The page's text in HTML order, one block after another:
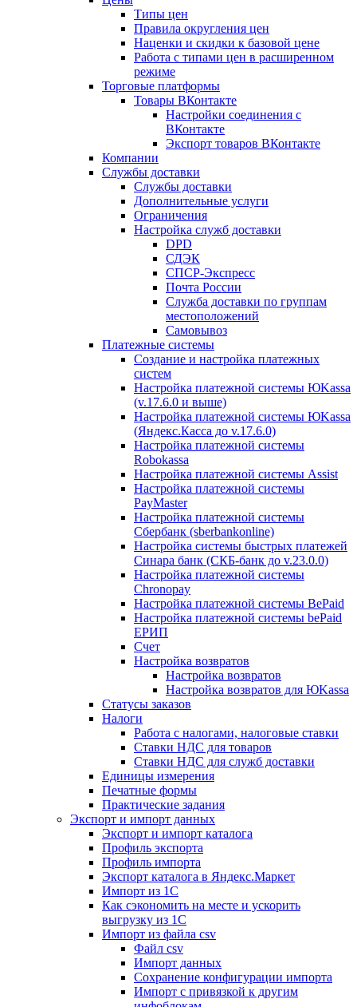
Типы цен
Правила округления цен
Наценки и скидки к базовой цене
Работа с типами цен в расширенном
режиме
Торговые платформы
Товары ВКонтакте
Настройки соединения с
ВКонтакте
Экспорт товаров ВКонтакте
Компании
Службы доставки
Службы доставки
Дополнительные услуги
Ограничения
Настройка служб доставки
DPD
СДЭК
СПСР-Экспресс
Почта России
Служба доставки по группам
местоположений
Самовывоз
Платежные системы
Создание и настройка платежных
систем
Настройка платежной системы ЮKassa
(v.17.6.0 и выше)
Настройка платежной системы ЮKassa
(Яндекс.Касса до v.17.6.0)
Настройка платежной системы
Robokassa
Настройка платежной системы Assist
Настройка платежной системы
PayMaster
Настройка платежной системы
Сбербанк (sberbankonline)
Настройка системы быстрых платежей
Синара банк (СКБ-банк до v.23.0.0)
Настройка платежной системы
Chronopay
Настройка платежной системы BePaid
Настройка платежной системы bePaid
ЕРИП
Счет
Настройка возвратов
Настройка возвратов
Настройка возвратов для ЮKassa
Статусы заказов
Налоги
Работа с налогами, налоговые ставки
Ставки НДС для товаров
Ставки НДС для служб доставки
Единицы измерения
Печатные формы
Практические задания
Экспорт и импорт данных
Экспорт и импорт каталога
Профиль экспорта
Профиль импорта
Экспорт каталога в Яндекс.Маркет
Импорт из 1С
Как сэкономить на месте и ускорить
выгрузку из 1С
Импорт из файла csv
Файл csv
Импорт данных
Сохранение конфигурации импорта
Импорт с привязкой к другим